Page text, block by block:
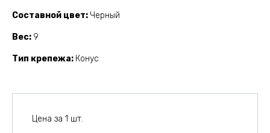
Составной цвет Черный
Вес 9
Тип крепежа Конус
Цена за 1 шт.